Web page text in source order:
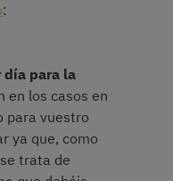
:
día para la
en los casos en
para vuestro
ya que, como
trata de